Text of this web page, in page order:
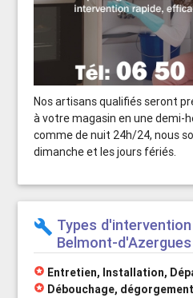
Nos artisans qualifiés seront
à votre magasin en une demi-
comme de nuit 24h/24, nous
dimanche et les jours fériés.
build Types
Belmont-d'Azergues
stars Entretien, Installation,
stars Débouchage,